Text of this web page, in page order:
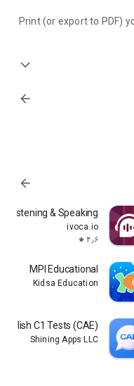
- Print (or export to PDF)
expand_more
arrow_forward
arrow_forward
Listening & Speaking
ivoca.io
۴٫۶ star
MPI Educational
Kidsa Education
English C1 Tests (CAE)
Shining Apps LLC